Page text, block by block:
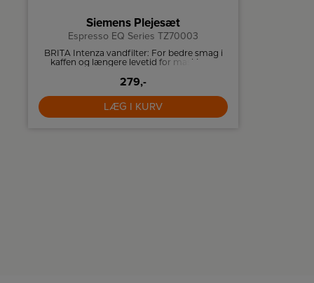
Siemens Plejesæt
Espresso EQ Series TZ70003
BRITA Intenza vandfilter: For bedre smag i
kaffen og længere levetid for maskinen.
279,-
LÆG I KURV